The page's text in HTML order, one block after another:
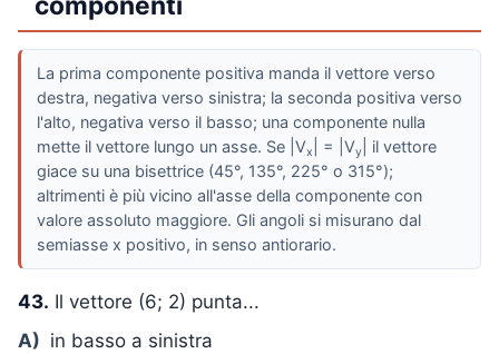
La prima componente positiva manda il vettore verso
destra, negativa verso sinistra; la seconda positiva verso
l'alto, negativa verso il basso; una componente nulla
mette il vettore lungo un asse. Se |Vx | = |Vy
| il vettore
giace su una bisettrice (45°, 135°, 225° o 315°);
altrimenti è più vicino all'asse della componente con
valore assoluto maggiore. Gli angoli si misurano dal
semiasse x positivo, in senso antiorario.
43. Il vettore (6; 2) punta...
A) in basso a sinistra